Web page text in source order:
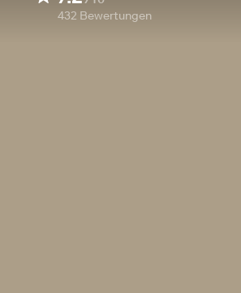
432 Bewertungen